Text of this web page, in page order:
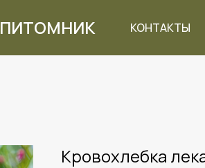
ПИТОМНИК КОНТАКТЫ
Кровохлебка